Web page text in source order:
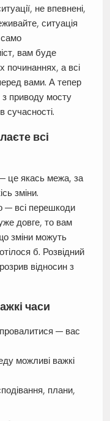
не впевнені,
ситуація
вам буде
починаннях, а всі
вами. А тепер
приводу мосту
сучасності.
всі
це якась межа, за
зміни.
— всі перешкоди
довге, то вам
зміни можуть
б. Розвідний
відносин з
часи
— вас
можливі важкі
плани,